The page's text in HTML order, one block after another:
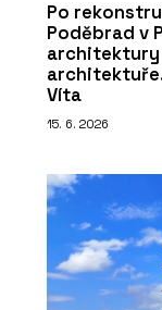
Po
Poděbrad v
architektury
Víta
15. 6. 2026